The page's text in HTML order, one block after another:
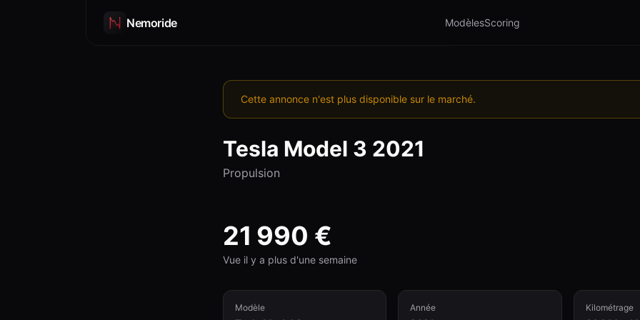
Nemoride ModèlesScoring
Cette annonce n'est plus disponible sur le marché.
Tesla Model 3 2021
Propulsion
21 990 €
Vue il y a plus d'une semaine
Modèle Année Kilométrage